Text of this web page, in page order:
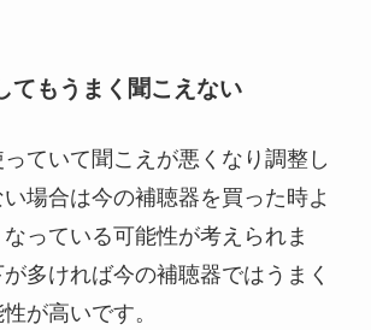
てもうまく聞こえない
ていて聞こえが悪くなり調整し
場合は今の補聴器を買った時よ
っている可能性が考えられま
多ければ今の補聴器ではうまく
が高いです。